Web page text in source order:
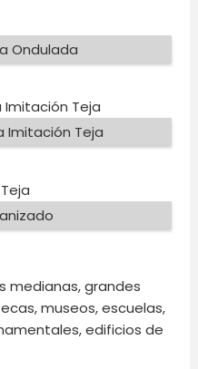
Ondulada
Imitación Teja
medianas, grandes
museos, escuelas,
edificios de